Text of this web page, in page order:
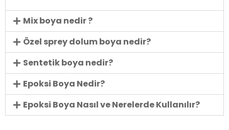
Mix boya nedir ?
Özel sprey dolum boya nedir?
Sentetik boya nedir?
Epoksi Boya Nedir?
Epoksi Boya Nasıl ve Nerelerde Kullanılır?